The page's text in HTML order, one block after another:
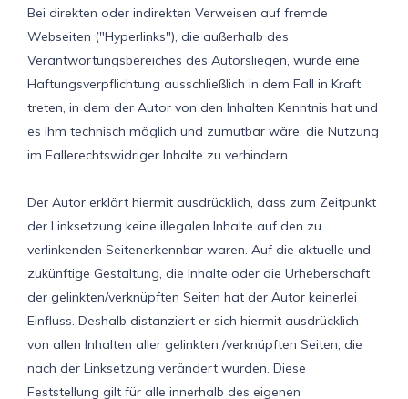
Bei direkten oder indirekten Verweisen auf fremde
Webseiten ("Hyperlinks"), die außerhalb des
Verantwortungsbereiches des Autorsliegen, würde eine
Haftungsverpflichtung ausschließlich in dem Fall in Kraft
treten, in dem der Autor von den Inhalten Kenntnis hat und
es ihm technisch möglich und zumutbar wäre, die Nutzung
im Fallerechtswidriger Inhalte zu verhindern.
Der Autor erklärt hiermit ausdrücklich, dass zum Zeitpunkt
der Linksetzung keine illegalen Inhalte auf den zu
verlinkenden Seitenerkennbar waren. Auf die aktuelle und
zukünftige Gestaltung, die Inhalte oder die Urheberschaft
der gelinkten/verknüpften Seiten hat der Autor keinerlei
Einfluss. Deshalb distanziert er sich hiermit ausdrücklich
von allen Inhalten aller gelinkten /verknüpften Seiten, die
nach der Linksetzung verändert wurden. Diese
Feststellung gilt für alle innerhalb des eigenen